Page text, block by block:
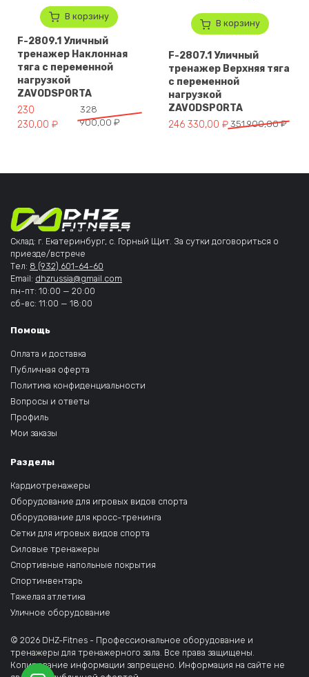
В корзину
F-2809.1 Уличный
тренажер Наклонная
тяга с переменной
нагрузкой
ZAVODSPORTA
328
900,00 ₽
Первоначальная цена составляла 328 900,00 ₽.
230
230,00 ₽
Текущая цена: 230 230,00 ₽.
В корзину
F-2807.1 Уличный
тренажер Верхняя тяга
с переменной
нагрузкой
ZAVODSPORTA
351 900,00₽
Первоначальная цена
246 330,00 ₽
Текущая цена: 246 330,00 ₽.
Склад: г. Екатеринбург, с. Горный Щит. За сутки договориться о
приезде/встрече
Тел: 8 (932) 601-64-60
Email: dhzrussia@gmail.com
пн-пт: 10:00 — 20:00
сб-вс: 11:00 — 18:00
Помощь
Оплата и доставка
Публичная оферта
Политика конфиденциальности
Вопросы и ответы
Профиль
Мои заказы
Разделы
Кардиотренажеры
Оборудование для игровых видов спорта
Оборудование для кросс-тренинга
Сетки для игровых видов спорта
Силовые тренажеры
Спортивные напольные покрытия
Спортинвентарь
Тяжелая атлетика
Уличное оборудование
© 2026 DHZ-Fitnes - Профессиональное оборудование и
тренажеры для тренажерного зала. Все права защищены.
Копирование информации запрещено. Информация на сайте не